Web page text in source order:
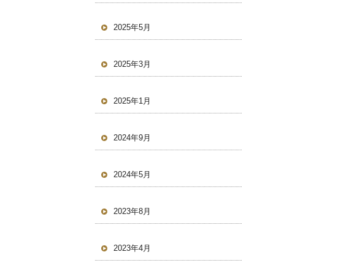
2025年5月
2025年3月
2025年1月
2024年9月
2024年5月
2023年8月
2023年4月